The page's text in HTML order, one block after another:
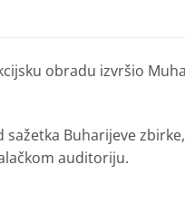
obradu izvršio
Buharijeve
auditoriju.